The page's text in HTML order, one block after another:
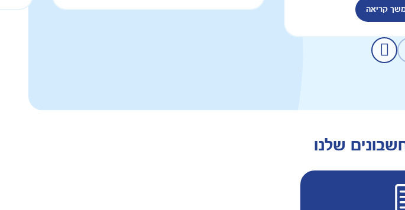
קריאה
שלנו